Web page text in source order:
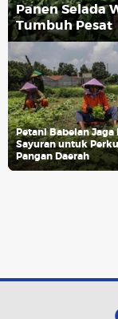
Panen Selada
Tumbuh Pesat
Petani Babelan
Sayuran untuk
Pangan Daerah